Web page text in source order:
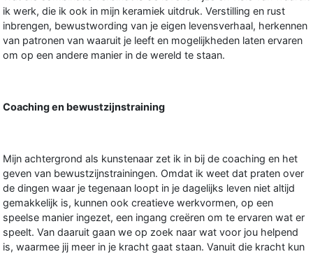
ik werk, die ik ook in mijn keramiek uitdruk. Verstilling en rust
inbrengen, bewustwording van je eigen levensverhaal, herkennen
van patronen van waaruit je leeft en mogelijkheden laten ervaren
om op een andere manier in de wereld te staan.
Coaching en bewustzijnstraining
Mijn achtergrond als kunstenaar zet ik in bij de coaching en het
geven van bewustzijnstrainingen. Omdat ik weet dat praten over
de dingen waar je tegenaan loopt in je dagelijks leven niet altijd
gemakkelijk is, kunnen ook creatieve werkvormen, op een
speelse manier ingezet, een ingang creëren om te ervaren wat er
speelt. Van daaruit gaan we op zoek naar wat voor jou helpend
is, waarmee jij meer in je kracht gaat staan. Vanuit die kracht kun